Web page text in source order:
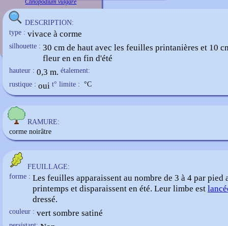
Clinopodium vulgare
DESCRIPTION:
type : vivace à corme
silhouette : 30 cm de haut avec les feuilles printanières et 10
fleur en en fin d'été
hauteur : 0,3 m. étalement:
rustique : oui t° limite : °C
RAMURE:
corme noirâtre
FEUILLAGE:
forme : Les feuilles apparaissent au nombre de 3 à 4 par pied
printemps et disparaissent en été. Leur limbe est
dressé.
couleur : vert sombre satiné